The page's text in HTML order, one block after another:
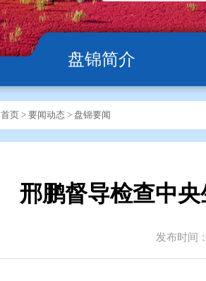
盘锦简介
首页 > 要闻动态 > 盘锦要闻
邢鹏督导检查中
发布时间